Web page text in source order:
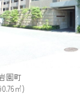
園町
㎡)